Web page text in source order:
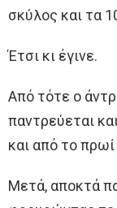
σκύλος και τα
Έτσι κι έγινε.
Από τότε ο
παντρεύεται
και από το
Μετά, αποκτά